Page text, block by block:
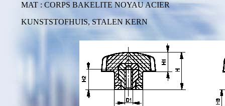
MAT : CORPS BAKELITE NOYAU ACIER
KUNSTSTOFHUIS, STALEN KERN